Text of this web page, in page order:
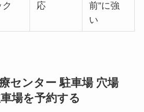
応
前”に強
い
センター 駐車場 穴場
場を予約する